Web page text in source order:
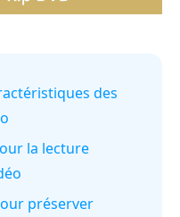
des
la lecture
préserver